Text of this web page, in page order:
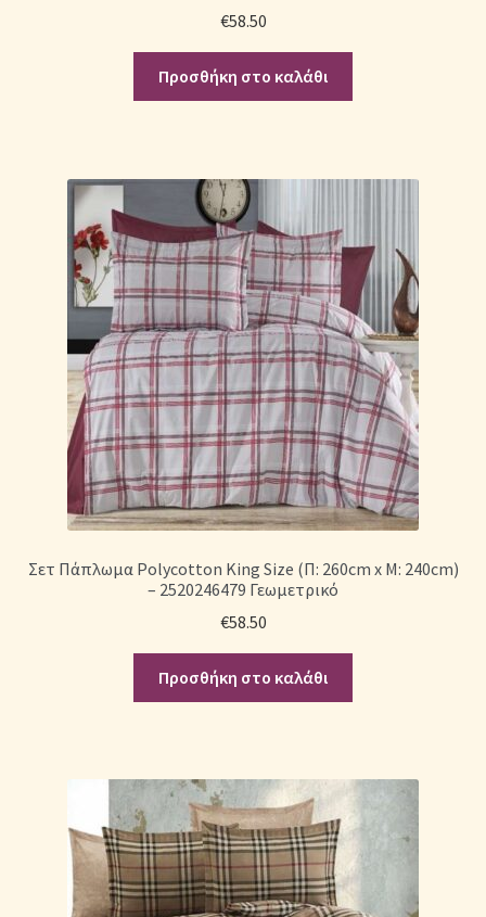
€58.50
Προσθήκη στο καλάθι
Σετ Πάπλωμα Polycotton King Size (Π: 260cm x Μ: 240cm)
– 2520246479 Γεωμετρικό
€58.50
Προσθήκη στο καλάθι